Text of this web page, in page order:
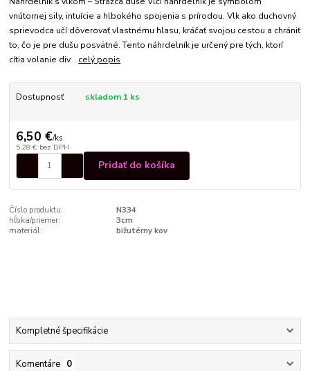
vnútornej sily, intuície a hlbokého spojenia s prírodou. Vlk ako duchovný
sprievodca učí dôverovať vlastnému hlasu, kráčať svojou cestou a chrániť
to, čo je pre dušu posvätné. Tento náhrdelník je určený pre tých, ktorí
cítia volanie div... celý popis
Dostupnosť skladom 1 ks
6,50 €/ks
5,28 € bez DPH
Pridať do košíka
Číslo produktu:
N334
hĺbka/priemer:
3cm
materiál:
bižutérny kov
Kompletné špecifikácie
Komentáre 0